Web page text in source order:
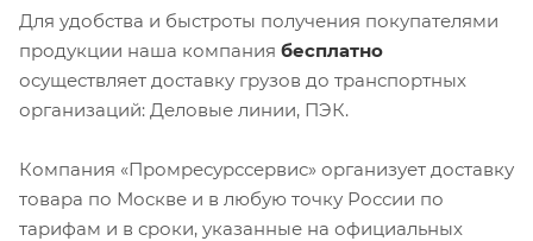
Для удобства и быстроты получения покупателями
продукции наша компания бесплатно
осуществляет доставку грузов до транспортных
организаций: Деловые линии, ПЭК.
Компания «Промресурссервис» организует доставку
товара по Москве и в любую точку России по
тарифам и в сроки, указанные на официальных